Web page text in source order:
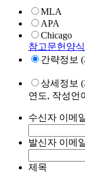
MLA
APA
Chicago
참고문헌양
간략정보
상세정보
연도, 작성언
수신자 이메
발신자 이메
제목